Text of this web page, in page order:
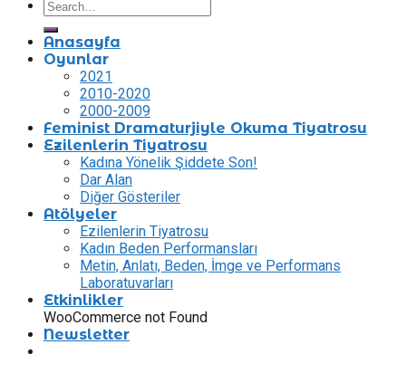
Anasayfa
Oyunlar
2021
2010-2020
2000-2009
Feminist Dramaturjiyle Okuma Tiyatrosu
Ezilenlerin Tiyatrosu
Kadına Yönelik Şiddete Son!
Dar Alan
Diğer Gösteriler
Atölyeler
Ezilenlerin Tiyatrosu
Kadın Beden Performansları
Metin, Anlatı, Beden, İmge ve Performans
Laboratuvarları
Etkinlikler
WooCommerce not Found
Newsletter